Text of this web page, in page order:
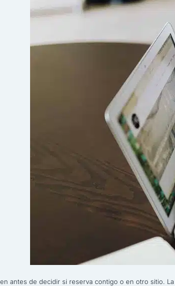
antes de decidir si reserva contigo o en otro sitio.